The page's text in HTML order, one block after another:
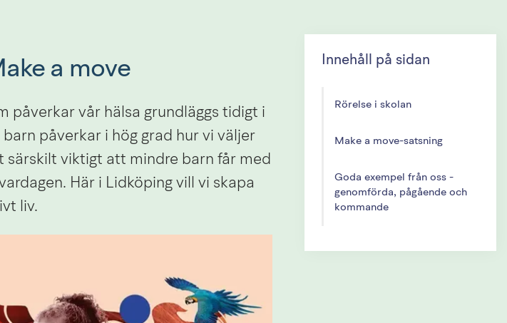
a move
påverkar vår hälsa grundläggs tidigt i
påverkar i hög grad hur vi väljer
särskilt viktigt att mindre barn får med
Här i Lidköping vill vi skapa
liv.
Innehåll på sidan
Rörelse i skolan
Make a move-satsning
Goda exempel från oss -
genomförda, pågående och
kommande